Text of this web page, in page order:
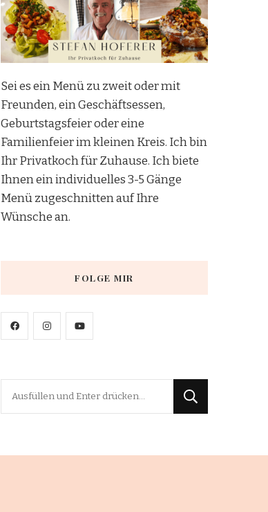
Sei es ein Menü zu zweit oder mit
Freunden, ein Geschäftsessen,
Geburtstagsfeier oder eine
Familienfeier im kleinen Kreis. Ich bin
Ihr Privatkoch für Zuhause. Ich biete
Ihnen ein individuelles 3-5 Gänge
Menü zugeschnitten auf Ihre
Wünsche an.
FOLGE MIR
Suchst